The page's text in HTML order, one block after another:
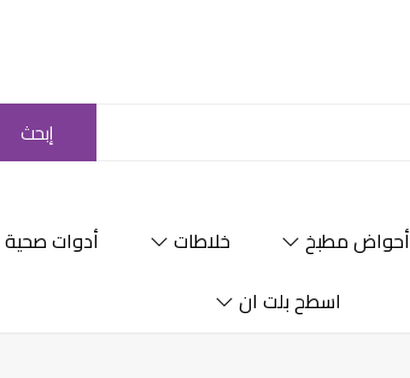
إبحث
أحواض مطبخ خلاطات أدوات صحية
اسطح بلت ان